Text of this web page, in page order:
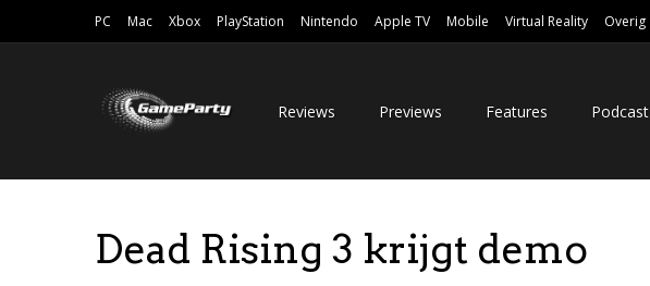
PC Mac Xbox PlayStation Nintendo Apple TV Mobile Virtual Reality Overig
Reviews Previews Features Podcast
Dead Rising 3 krijgt demo